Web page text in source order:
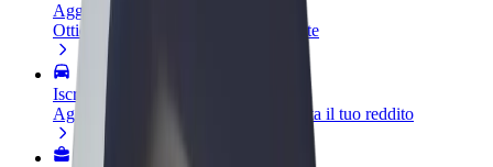
Aggiungi il tuo ristorante o negozio
Ottieni più clienti e aumenta le vendite
Iscriviti come proprietario della flotta
Aggiungi la tua flotta a Bolt e aumenta il tuo reddito